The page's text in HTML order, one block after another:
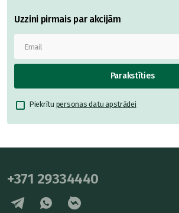
Uzzini pirmais par akcijām
Parakstīties
Piekrītu personas datu apstrādei
+371 29334440